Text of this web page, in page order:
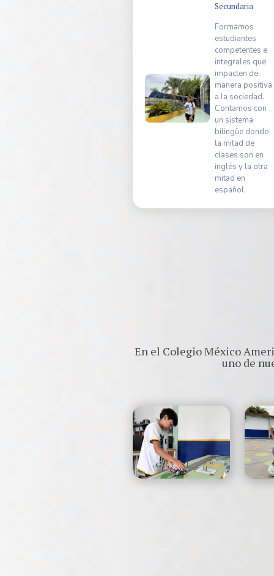
Secundaria
Formamos
estudiantes
competentes e
integrales que
impacten de
manera positiva
a la sociedad.
Contamos con
un sistema
bilingüe donde
la mitad de
clases son en
inglés y la otra
mitad en
español.
En el Colegio México
uno de